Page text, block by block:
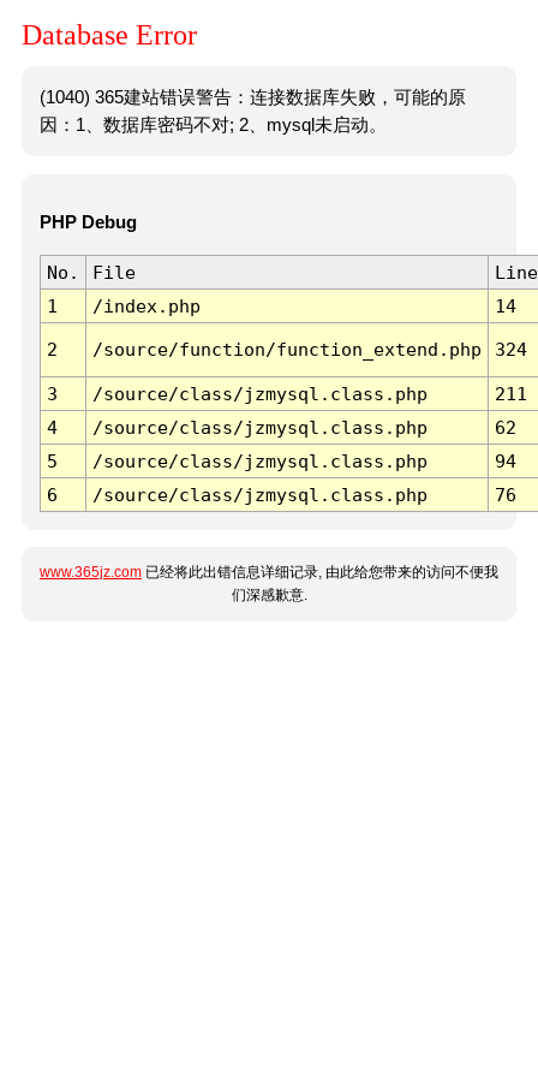
Database Error
(1040) 365建站错误警告：连接数据库失败，可能的原
因：1、数据库密码不对; 2、mysql未启动。
PHP Debug
No. File
Line
1
/index.php 14
2 /source/function/function_extend.php 324
3 /source/class/jzmysql.class.php
211
4
/source/class/jzmysql.class.php
62
5
/source/class/jzmysql.class.php
94
6
/source/class/jzmysql.class.php 76
www.365jz.com 已经将此出错信息详细记录, 由此给您带来的访问不便我
们深感歉意.